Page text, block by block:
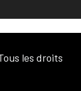
les droits